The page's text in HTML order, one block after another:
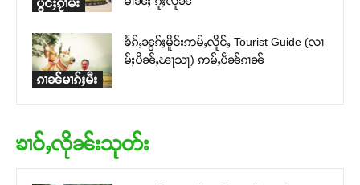
ၵၢၼ်မၢၵ်ႈမီး
ၶႅၵ်ႇၼွၵ်ႈမိူင်းဢမ်ႇလိူင်ႇ Tourist Guide (လၢ
မ်ႈပိၼ်ႇၽႃသႃ) ဢမ်ႇပဵၼ်ၵၢၼ်
ၶၢဝ်ႇလိုၼ်းသုတ်း